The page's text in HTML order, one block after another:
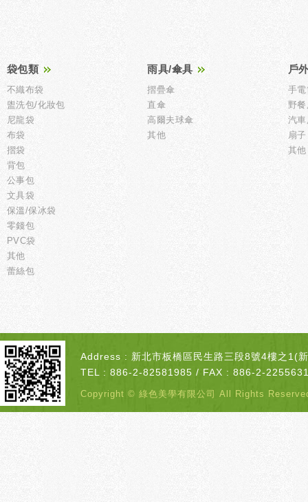
袋包類
不織布袋
盥洗包/化妝包
尼龍袋
布袋
摺袋
背包
公事包
文具袋
保溫/保冰袋
零錢包
PVC袋
其他
蕾絲包
雨具/傘具
摺疊傘
直傘
高爾夫球傘
其他
戶
手
野
汽
扇子
其他
Address : 新北市板橋區民生路三段8號4樓之1(
TEL : 886-2-82581985 / FAX : 886-2-
Copyright © 綠色美學有限公司 All Rights